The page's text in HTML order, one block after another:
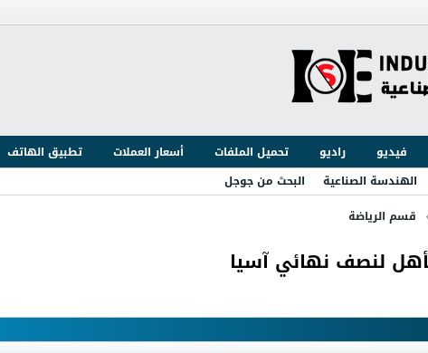
فيديو راديو تحميل الملفات أسعار العملات تطبيق الهاتف
الهندسة الصناعية
البحث من جوجل
قسم الرياضة
لنصف نهائي آسيا